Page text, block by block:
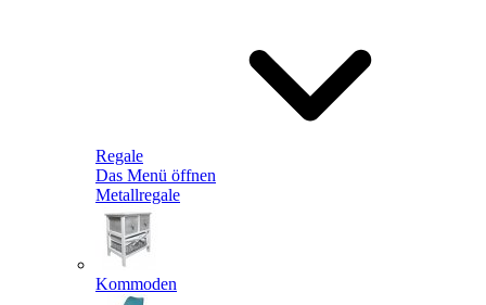
Regale
Das Menü öffnen
Metallregale
Kommoden